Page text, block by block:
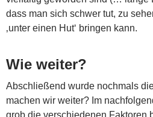
dass man sich schwer tut, zu
‚unter einen Hut‘ bringen kann.
Wie weiter?
Abschließend wurde nochmals
machen wir weiter? Im
grob die verschiedenen Faktoren